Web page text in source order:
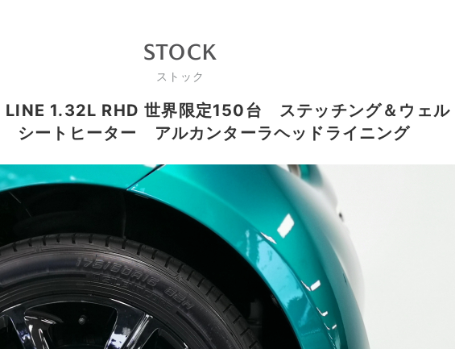
STOCK
ストック
LINE 1.32L RHD 世界限定150台 ステッチング＆ウェ
シートヒーター アルカンターラヘッドライニング